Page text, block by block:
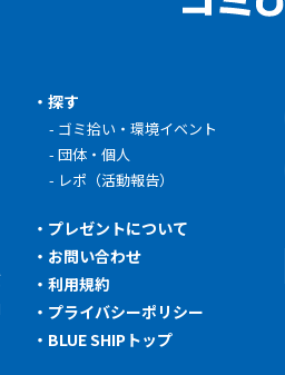
探す
ゴミ拾い・環境イベント
団体・個人
レポ（活動報告）
プレゼントについて
お問い合わせ
利用規約
プライバシーポリシー
BLUE SHIPトップ